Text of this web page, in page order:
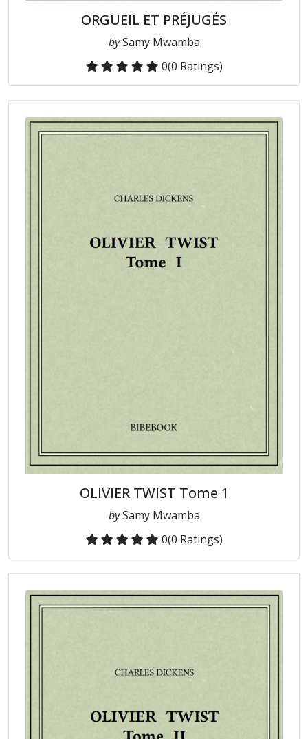
ORGUEIL ET PRÉJUGÉS
bySamy Mwamba
0(0 Ratings)
OLIVIER TWIST Tome 1
bySamy Mwamba
0(0 Ratings)